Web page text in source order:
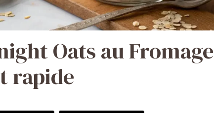
Oats au Fromage
rapide